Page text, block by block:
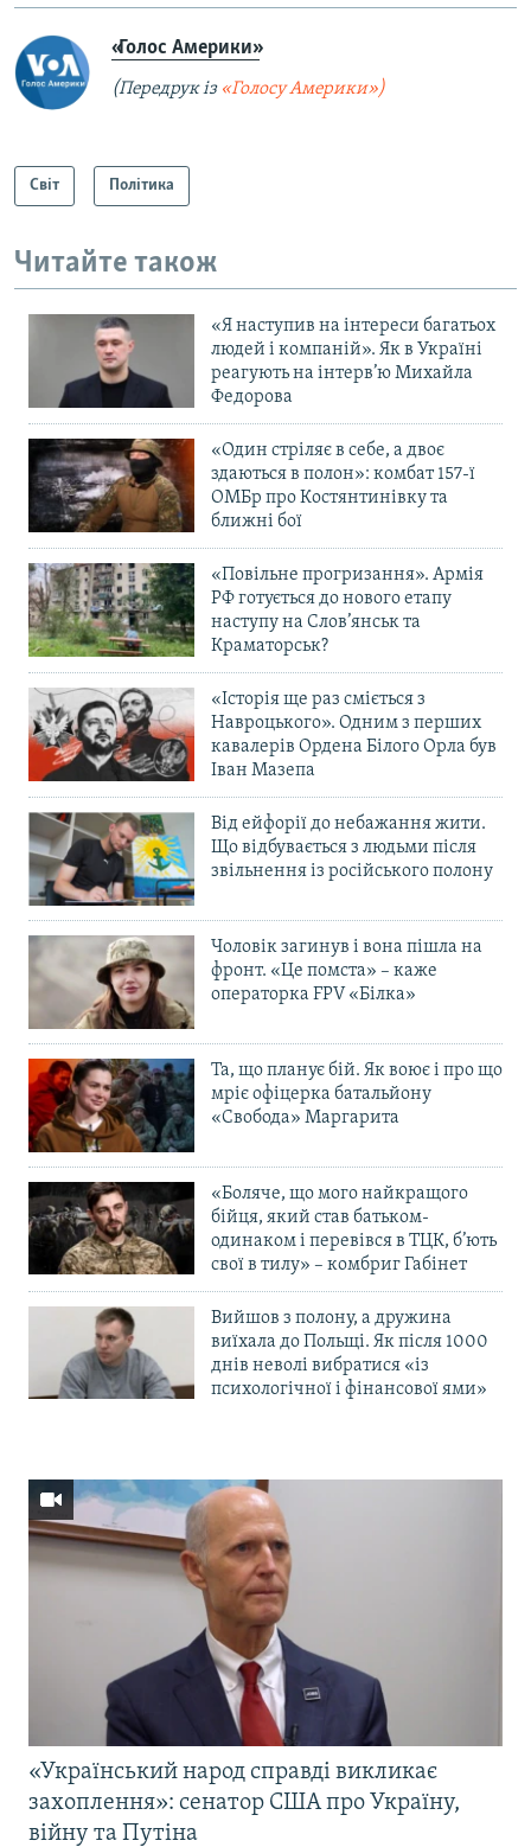
«Голос Америки»
(Передрук із «Голосу Америки»)
Світ Політика
Читайте також
«Я наступив на інтереси багатьох
людей і компаній». Як в Україні
реагують на інтерв’ю Михайла
Федорова
«Один стріляє в себе, а двоє
здаються в полон»: комбат 157-ї
ОМБр про Костянтинівку та
ближні бої
«Повільне прогризання». Армія
РФ готується до нового етапу
наступу на Слов’янськ та
Краматорськ?
«Історія ще раз сміється з
Навроцького». Одним з перших
кавалерів Ордена Білого Орла був
Іван Мазепа
Від ейфорії до небажання жити.
Що відбувається з людьми після
звільнення із російського полону
Чоловік загинув і вона пішла на
фронт. «Це помста» – каже
операторка FPV «Білка»
Та, що планує бій. Як воює і про що
мріє офіцерка батальйону
«Свобода» Маргарита
«Боляче, що мого найкращого
бійця, який став батьком-
одинаком і перевівся в ТЦК, б’ють
свої в тилу» – комбриг Габінет
Вийшов з полону, а дружина
виїхала до Польщі. Як після 1000
днів неволі вибратися «із
психологічної і фінансової ями»
«Український народ справді викликає
захоплення»: сенатор США про Україну,
війну та Путіна